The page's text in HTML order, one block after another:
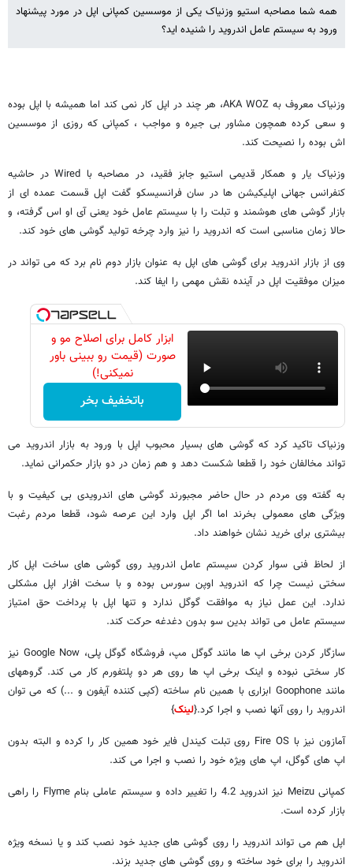
همه شما مصاحبه استیو وزنیاک یکی از موسسین کمپانی اپل در مورد پیشنهاد
ورود به سیستم عامل اندروید را شنیده اید؟
وزنیاک معروف به AKA WOZ، هر چند در اپل کار نمی کند اما همیشه با اپل بوده
و سعی کرده همچون مشاور بی جیره و مواجب ، کمپانی که روزی از موسسین
اش بوده را نصیحت کند.
وزنیاک یار و همکار قدیمی استیو جابز فقید، در مصاحبه با Wired در حاشیه
کنفرانس جهانی اپلیکیشن ها در سان فرانسیسکو گفت اپل قسمت عمده ای از
بازار گوشی های هوشمند و تبلت را با سیستم عامل خود یعنی آی او اس گرفته، و
حالا زمان مناسبی است که اندروید را نیز وارد چرخه تولید گوشی های خود کند.
وی از بازار اندروید برای گوشی های اپل به عنوان بازار دوم نام برد که می تواند در
میزان موفقیت اپل در آینده نقش مهمی را ایفا کند.
ابزار کامل برای اصلاح مو و
صورت (قیمت رو ببینی باور
نمیکنی!)
باتخفیف بخر
وزنیاک تاکید کرد که گوشی های بسیار محبوب اپل با ورود به بازار اندروید می
تواند مخالفان خود را قطعا شکست دهد و هم زمان در دو بازار حکمرانی نماید.
به گفته وی مردم در حال حاضر مجبورند گوشی های اندرویدی بی کیفیت و با
ویژگی های معمولی بخرند اما اگر اپل وارد این عرصه شود، قطعا مردم رغبت
بیشتری برای خرید نشان خواهند داد.
از لحاظ فنی سوار کردن سیستم عامل اندروید روی گوشی های ساخت اپل کار
سختی نیست چرا که اندروید اوپن سورس بوده و با سخت افزار اپل مشکلی
ندارد. این عمل نیاز به موافقت گوگل ندارد و تنها اپل با پرداخت حق امتیاز
سیستم عامل می تواند بدین سو بدون دغدغه حرکت کند.
سازگار کردن برخی اپ ها مانند گوگل مپ، فروشگاه گوگل پلی، Google Now نیز
کار سختی نبوده و اینک برخی اپ ها روی هر دو پلتفورم کار می کند. گروههای
مانند Goophone ابزاری با همین نام ساخته (کپی کننده آیفون و ...) که می توان
اندروید را روی آنها نصب و اجرا کرد.{لینک}
آمازون نیز با Fire OS روی تبلت کیندل فایر خود همین کار را کرده و البته بدون
اپ های گوگل، اپ های ویژه خود را نصب و اجرا می کند.
کمپانی Meizu نیز اندروید 4.2 را تغییر داده و سیستم عاملی بنام Flyme را راهی
بازار کرده است.
اپل هم می تواند اندروید را روی گوشی های جدید خود نصب کند و یا نسخه ویژه
اندروید را برای خود ساخته و روی گوشی های جدید بزند.